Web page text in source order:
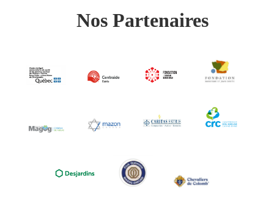
Nos Partenaires